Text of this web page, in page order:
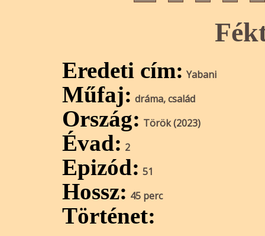
Eredeti cím: Yabani
Műfaj: dráma, család
Ország: Török (2023)
Évad: 2
Epizód: 51
Hossz: 45 perc
Történet: